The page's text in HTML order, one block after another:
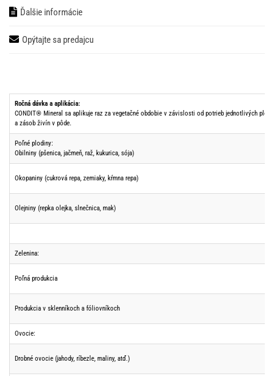
Ďalšie informácie
Opýtajte sa predajcu
Ročná dávka a aplikácia:
CONDIT® Mineral sa aplikuje raz za vegetačné obdobie v závislosti od potrieb jednotlivých
a zásob živín v pôde.
Poľné plodiny:
Obilniny (pšenica, jačmeň, raž, kukurica, sója)
Okopaniny (cukrová repa, zemiaky, kŕmna repa)
Olejniny (repka olejka, slnečnica, mak)
Zelenina:
Poľná produkcia
Produkcia v sklenníkoch a fóliovníkoch
Ovocie:
Drobné ovocie (jahody, ríbezle, maliny, atď.)